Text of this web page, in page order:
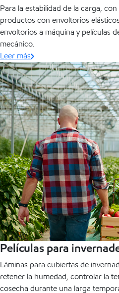
Para la estabilidad de la carga,
productos con envoltorios
envoltorios a máquina y películas
mecánico.
Leer más
Películas para
Láminas para cubiertas de
retener la humedad, controlar la
cosecha durante una larga